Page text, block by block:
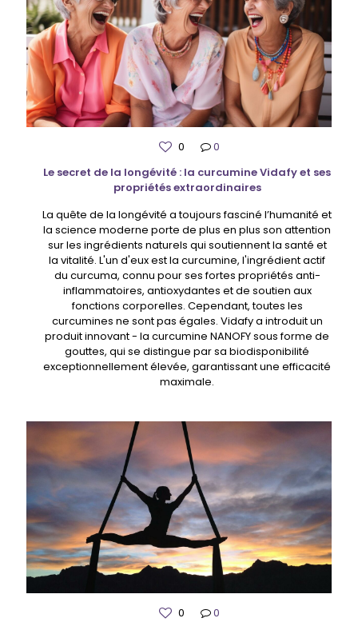
0
0
Le secret de la longévité : la curcumine Vidafy et ses
propriétés extraordinaires
La quête de la longévité a toujours fasciné l’humanité et
la science moderne porte de plus en plus son attention
sur les ingrédients naturels qui soutiennent la santé et
la vitalité. L'un d'eux est la curcumine, l'ingrédient actif
du curcuma, connu pour ses fortes propriétés anti-
inflammatoires, antioxydantes et de soutien aux
fonctions corporelles. Cependant, toutes les
curcumines ne sont pas égales. Vidafy a introduit un
produit innovant - la curcumine NANOFY sous forme de
gouttes, qui se distingue par sa biodisponibilité
exceptionnellement élevée, garantissant une efficacité
maximale.
0
0